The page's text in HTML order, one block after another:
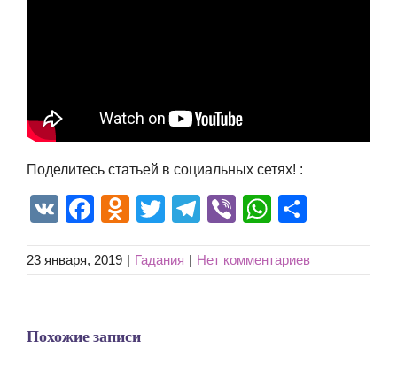
Поделитесь статьей в социальных сетях! :
VK Facebook
Odnoklassniki
TwitterTelegram
Viber
23 января, 2019 | Гадания | Нет комментариев
Похожие записи